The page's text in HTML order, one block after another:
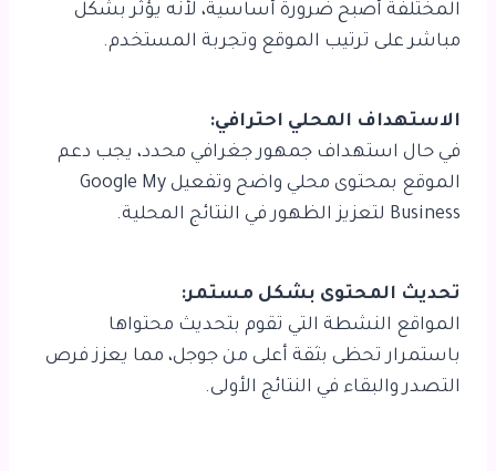
المختلفة أصبح ضرورة أساسية، لأنه يؤثر بشكل
مباشر على ترتيب الموقع وتجربة المستخدم.
الاستهداف المحلي احترافي:
في حال استهداف جمهور جغرافي محدد، يجب دعم
الموقع بمحتوى محلي واضح وتفعيل Google My
Business لتعزيز الظهور في النتائج المحلية.
تحديث المحتوى بشكل مستمر:
المواقع النشطة التي تقوم بتحديث محتواها
باستمرار تحظى بثقة أعلى من جوجل، مما يعزز فرص
التصدر والبقاء في النتائج الأولى.